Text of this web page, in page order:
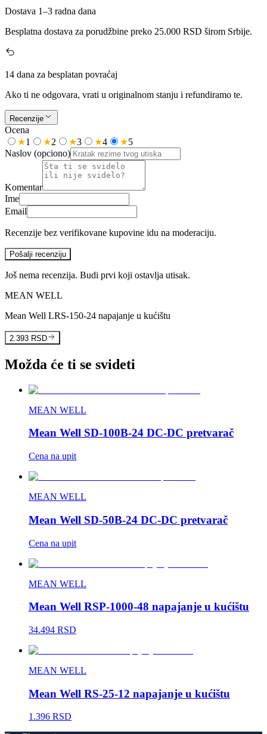
Dostava 1–3 radna dana
Besplatna dostava za porudžbine preko 25.000 RSD širom Srbije.
14 dana za besplatan povraćaj
Ako ti ne odgovara, vrati u originalnom stanju i refundiramo te.
Recenzije
Ocena
★1 ★2 ★3 ★4 ★5
Naslov (opciono)
Komentar
Ime
Email
Recenzije bez verifikovane kupovine idu na moderaciju.
Pošalji recenziju
Još nema recenzija. Budi prvi koji ostavlja utisak.
MEAN WELL
Mean Well LRS-150-24 napajanje u kućištu
2.393 RSD
Možda će ti se svideti
MEAN WELL
Mean Well SD-100B-24 DC-DC pretvarač
Cena na upit
MEAN WELL
Mean Well SD-50B-24 DC-DC pretvarač
Cena na upit
MEAN WELL
Mean Well RSP-1000-48 napajanje u kućištu
34.494 RSD
MEAN WELL
Mean Well RS-25-12 napajanje u kućištu
1.396 RSD